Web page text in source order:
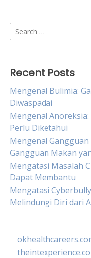
Search
for:
Recent Posts
Mengenal Bulimia:
Diwaspadai
Mengenal
Perlu Diketahui
Mengenal
Gangguan Makan
Mengatasi Masalah
Dapat Membantu
Mengatasi
Melindungi Diri dari